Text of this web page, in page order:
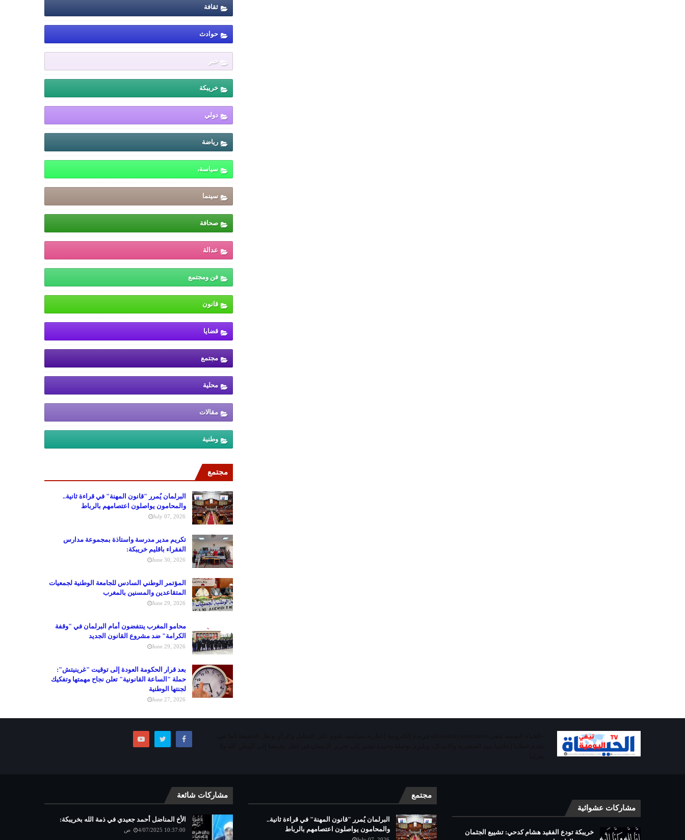
ثقافة
حوادث
خبر
خريبكة
دولي
رياضة
سياسة،
سينما
صحافة
عدالة
فن ومجتمع
قانون
قضايا
مجتمع
محلية
مقالات
وطنية
مجتمع
البرلمان يُمرر "قانون المهنة" في قراءة ثانية..
والمحامون يواصلون اعتصامهم بالرباط
July 07, 2026
تكريم مدير مدرسة واستاذة بمجموعة مدارس
الفقراء باقليم خريبكة:
June 30, 2026
المؤتمر الوطني السادس للجامعة الوطنية لجمعيات
المتقاعدين والمسنين بالمغرب
June 29, 2026
محامو المغرب ينتفضون أمام البرلمان في "وقفة
الكرامة" ضد مشروع القانون الجديد
June 29, 2026
بعد قرار الحكومة العودة إلى توقيت "غرينيتش":
حملة "الساعة القانونية" تعلن نجاح مهمتها وتفكيك
لجنتها الوطنية
June 27, 2026
مشاركات عشوائية
خريبكة تودع الفقيد هشام كدحي: تشييع الجثمان
مجتمع
البرلمان يُمرر "قانون المهنة" في قراءة ثانية..
والمحامون يواصلون اعتصامهم بالرباط
مشاركات شائعة
الأخ المناضل أحمد جعيدي في ذمة الله بخريبكة:
4/07/2025 10:37:00 ص